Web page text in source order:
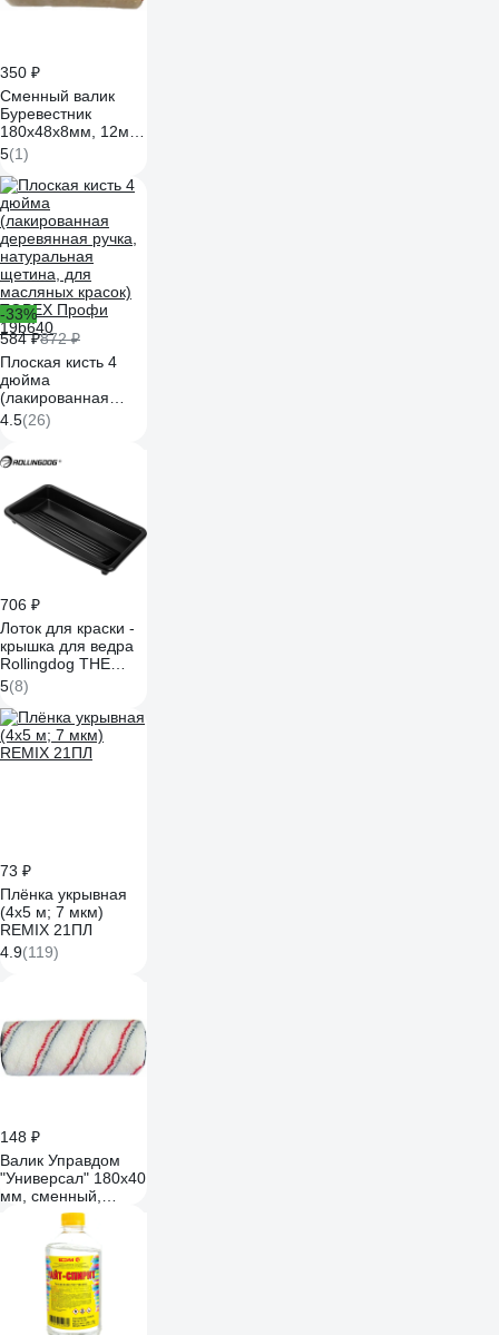
350 ₽
Сменный валик
Буревестник
180х48х8мм, 12мм,
искусственный мех,
полиэстер 207
5(1)
-33%
584 ₽872 ₽
Плоская кисть 4
дюйма
(лакированная
деревянная ручка,
натуральная
масляных красок)
TOPEX Профи
19b640
4.5(26)
706 ₽
Лоток для краски -
крышка для ведра
Rollingdog THE
MOLOSSUS для
валиков 45 см
20082
5(8)
73 ₽
Плёнка укрывная
(4х5 м; 7 мкм)
REMIX 21ПЛ
4.9(119)
148 ₽
Валик Управдом
"Универсал" 180x40
мм, сменный,
бюгель 6 мм
0221721-18
4100003172